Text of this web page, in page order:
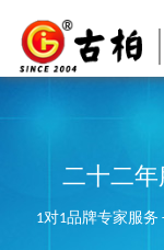
二十二年
1对1品牌专家服务